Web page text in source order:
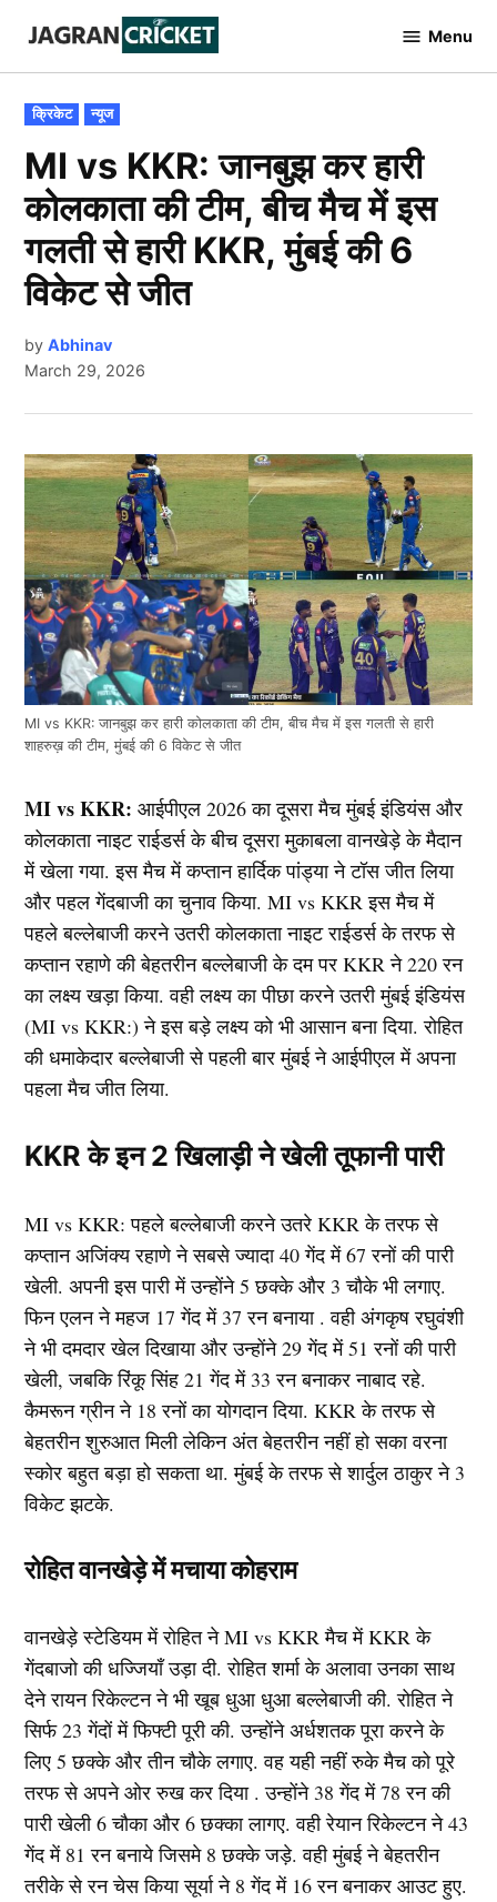
content
Cricket
Menu
POSTED
IN
क्रिकेट न्यूज
MI vs KKR: जानबुझ कर हारी
कोलकाता की टीम, बीच मैच में इस
गलती से हारी KKR, मुंबई की 6
विकेट से जीत
by Abhinav
March 29, 2026
MI vs KKR: जानबुझ कर हारी कोलकाता की टीम, बीच मैच में इस गलती से हारी
शाहरुख़ की टीम, मुंबई की 6 विकेट से जीत
MI vs KKR: आईपीएल 2026 का दूसरा मैच मुंबई इंडियंस और
कोलकाता नाइट राईडर्स के बीच दूसरा मुकाबला वानखेड़े के मैदान
में खेला गया. इस मैच में कप्तान हार्दिक पांड्या ने टॉस जीत लिया
और पहल गेंदबाजी का चुनाव किया. MI vs KKR इस मैच में
पहले बल्लेबाजी करने उतरी कोलकाता नाइट राईडर्स के तरफ से
कप्तान रहाणे की बेहतरीन बल्लेबाजी के दम पर KKR ने 220 रन
का लक्ष्य खड़ा किया. वही लक्ष्य का पीछा करने उतरी मुंबई इंडियंस
(MI vs KKR:) ने इस बड़े लक्ष्य को भी आसान बना दिया. रोहित
की धमाकेदार बल्लेबाजी से पहली बार मुंबई ने आईपीएल में अपना
पहला मैच जीत लिया.
KKR के इन 2 खिलाड़ी ने खेली तूफानी पारी
MI vs KKR: पहले बल्लेबाजी करने उतरे KKR के तरफ से
कप्तान अजिंक्य रहाणे ने सबसे ज्यादा 40 गेंद में 67 रनों की पारी
खेली. अपनी इस पारी में उन्होंने 5 छक्के और 3 चौके भी लगाए.
फिन एलन ने महज 17 गेंद में 37 रन बनाया . वही अंगकृष रघुवंशी
ने भी दमदार खेल दिखाया और उन्होंने 29 गेंद में 51 रनों की पारी
खेली, जबकि रिंकू सिंह 21 गेंद में 33 रन बनाकर नाबाद रहे.
कैमरून ग्रीन ने 18 रनों का योगदान दिया. KKR के तरफ से
बेहतरीन शुरुआत मिली लेकिन अंत बेहतरीन नहीं हो सका वरना
स्कोर बहुत बड़ा हो सकता था. मुंबई के तरफ से शार्दुल ठाकुर ने 3
विकेट झटके.
रोहित वानखेड़े में मचाया कोहराम
वानखेड़े स्टेडियम में रोहित ने MI vs KKR मैच में KKR के
गेंदबाजो की धज्जियाँ उड़ा दी. रोहित शर्मा के अलावा उनका साथ
देने रायन रिकेल्टन ने भी खूब धुआ धुआ बल्लेबाजी की. रोहित ने
सिर्फ 23 गेंदों में फिफ्टी पूरी की. उन्होंने अर्धशतक पूरा करने के
लिए 5 छक्के और तीन चौके लगाए. वह यही नहीं रुके मैच को पूरे
तरफ से अपने ओर रुख कर दिया . उन्होंने 38 गेंद में 78 रन की
पारी खेली 6 चौका और 6 छक्का लागए. वही रेयान रिकेल्टन ने 43
गेंद में 81 रन बनाये जिसमे 8 छक्के जड़े. वही मुंबई ने बेहतरीन
तरीके से रन चेस किया सूर्या ने 8 गेंद में 16 रन बनाकर आउट हुए.